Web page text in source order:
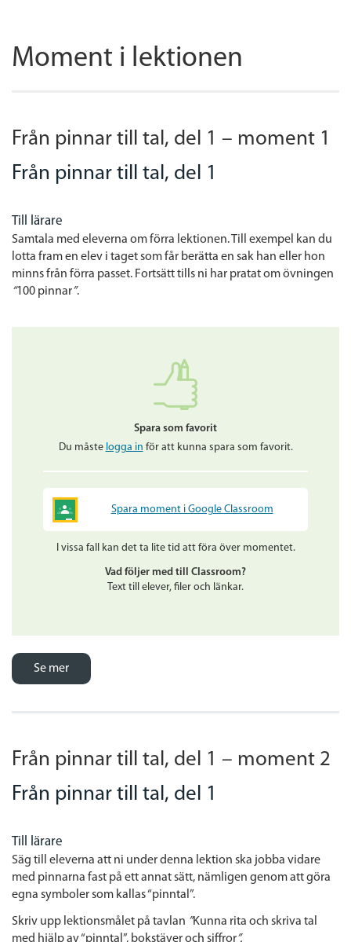
Moment i lektionen
Från pinnar till tal, del 1 – moment 1
Från pinnar till tal, del 1
Till lärare
Samtala med eleverna om förra lektionen. Till exempel kan du
lotta fram en elev i taget som får berätta en sak han eller hon
minns från förra passet. Fortsätt tills ni har pratat om övningen
“100 pinnar”.
Spara som favorit
Du måste logga in för att kunna spara som favorit.
Spara moment i Google Classroom
I vissa fall kan det ta lite tid att föra över momentet.
Vad följer med till Classroom?
Text till elever, filer och länkar.
Se mer
Från pinnar till tal, del 1 – moment 2
Från pinnar till tal, del 1
Till lärare
Säg till eleverna att ni under denna lektion ska jobba vidare
med pinnarna fast på ett annat sätt, nämligen genom att göra
egna symboler som kallas “pinntal”.
Skriv upp lektionsmålet på tavlan ”Kunna rita och skriva tal
med hjälp av “pinntal”, bokstäver och siffror”.